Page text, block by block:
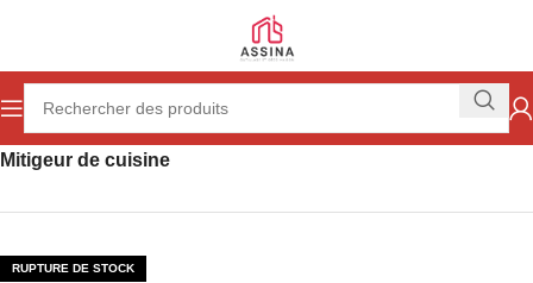
Accueil Plomberie Distribution de l'eau Robinetterie
Mitigeur de cuisine
RUPTURE DE STOCK